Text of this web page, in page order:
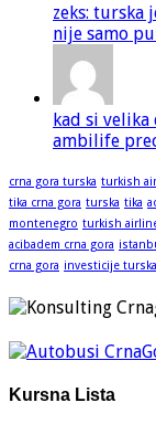
zeks: turska
nije samo
kad si velika
ambilife
crna gora turska turkish
tika crna gora turska tika
montenegro turkish
acibadem crna gora
crna gora investicije turska
Kursna Lista